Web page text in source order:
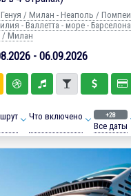
Генуя / Милан - Неаполь / Помпеи
- Валлетта - море - Барселона
/ Милан
- 06.09.2026
Что включено +28
Все даты